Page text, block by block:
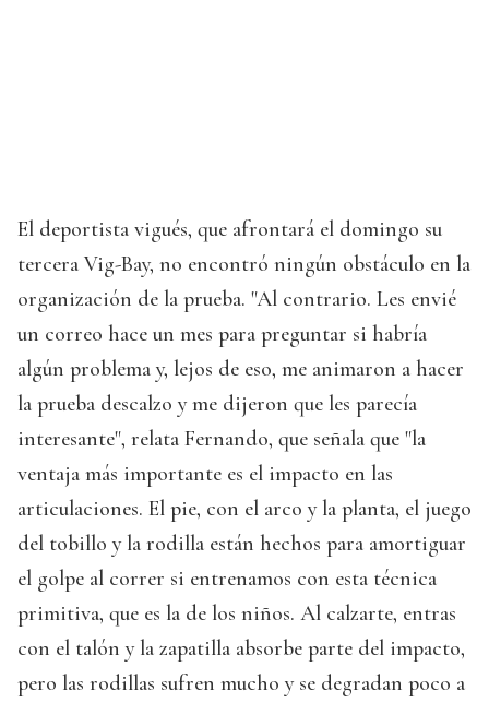
El deportista vigués, que afrontará el domingo su
tercera Vig-Bay, no encontró ningún obstáculo en la
organización de la prueba. "Al contrario. Les envié
un correo hace un mes para preguntar si habría
algún problema y, lejos de eso, me animaron a hacer
la prueba descalzo y me dijeron que les parecía
interesante", relata Fernando, que señala que "la
ventaja más importante es el impacto en las
articulaciones. El pie, con el arco y la planta, el juego
del tobillo y la rodilla están hechos para amortiguar
el golpe al correr si entrenamos con esta técnica
primitiva, que es la de los niños. Al calzarte, entras
con el talón y la zapatilla absorbe parte del impacto,
pero las rodillas sufren mucho y se degradan poco a